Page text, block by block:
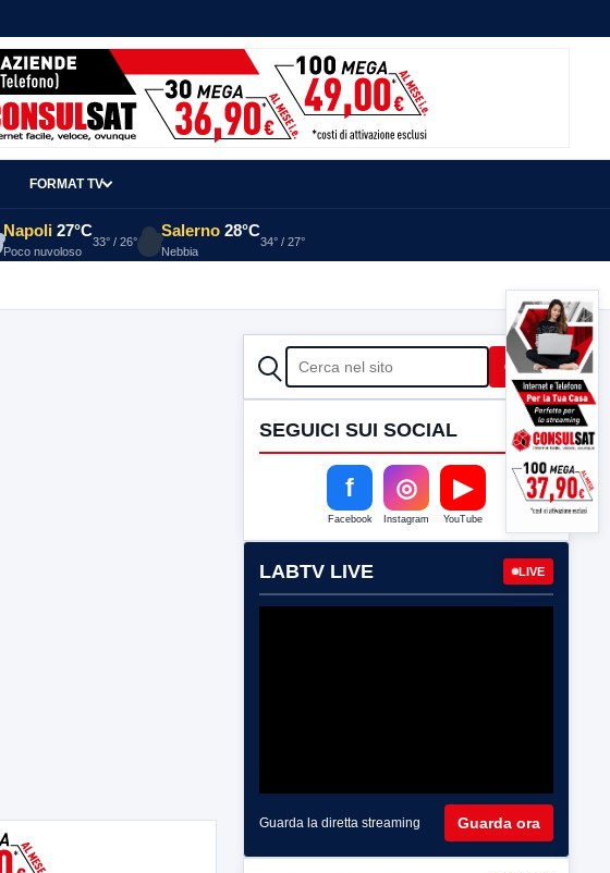
FORMAT TV
Napoli 27°C
Poco nuvoloso
33° / 26°
Salerno 28°C
Nebbia
34° / 27°
CERCA Cerca
SEGUICI SUI SOCIAL
f
Facebook
◎
Instagram
▶
YouTube
LABTV LIVE LIVE
Guarda la diretta streaming Guarda ora